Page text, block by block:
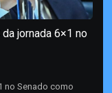
jornada 6×1 no
no Senado como